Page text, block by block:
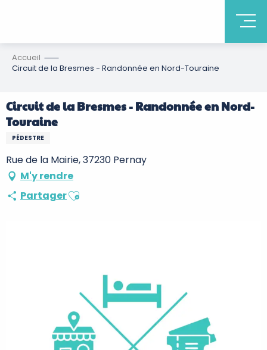
Accueil
Circuit de la Bresmes - Randonnée en Nord-Touraine
Circuit de la Bresmes - Randonnée en Nord-
Touraine
PÉDESTRE
Rue de la Mairie, 37230 Pernay
M'y rendre
PartagerAjouter aux favoris